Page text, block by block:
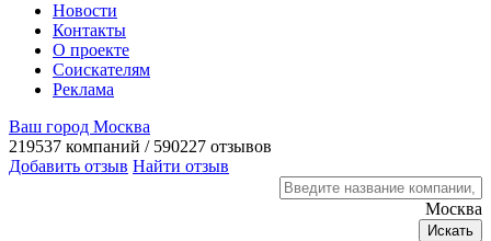
Новости
Контакты
О проекте
Соискателям
Реклама
Ваш город Москва
219537 компаний / 590227 отзывов
Добавить отзыв Найти отзыв
Москва
Искать